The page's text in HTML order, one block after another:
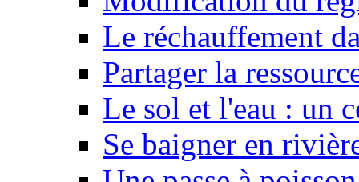
Le réchauffement
Partager la
Le sol et l'eau : un
Se baigner en